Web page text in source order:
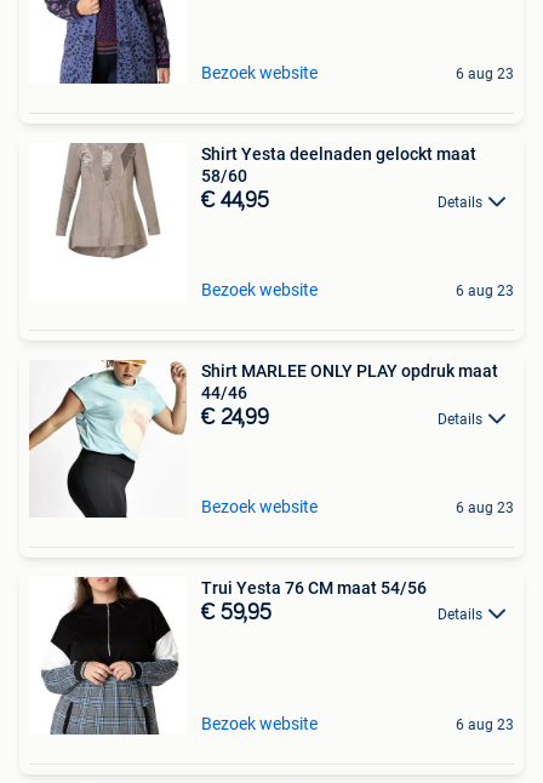
Bezoek website 6 aug 23
Shirt Yesta deelnaden gelockt maat
58/60
€ 44,95 Details
Bezoek website 6 aug 23
Shirt MARLEE ONLY PLAY opdruk maat
44/46
€ 24,99 Details
Bezoek website 6 aug 23
Trui Yesta 76 CM maat 54/56
€ 59,95 Details
Bezoek website 6 aug 23